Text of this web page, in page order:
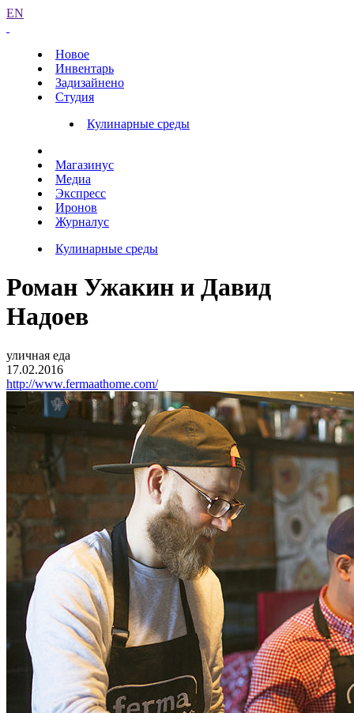
EN
Новое
Инвентарь
Задизайнено
Студия
Кулинарные среды
Магазинус
Медиа
Экспресс
Иронов
Журналус
Кулинарные среды
Роман Ужакин и Давид
Надоев
уличная еда
17.02.2016
http://www.fermaathome.com/